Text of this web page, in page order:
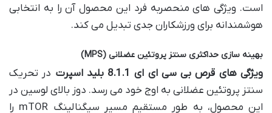
است. ویژگی های منحصربه فرد این محصول آن را به انتخابی
هوشمندانه برای ورزشکاران جدی تبدیل می کند.
بهینه سازی حداکثری سنتز پروتئین عضلانی (MPS)
ویژگی های قرص بی سی ای ای 8.1.1 بلید اسپرت
در تحریک
سنتز پروتئین عضلانی به اوج خود می رسد. دوز بالای لوسین در
این محصول، به طور مستقیم مسیر سیگنالینگ mTOR را